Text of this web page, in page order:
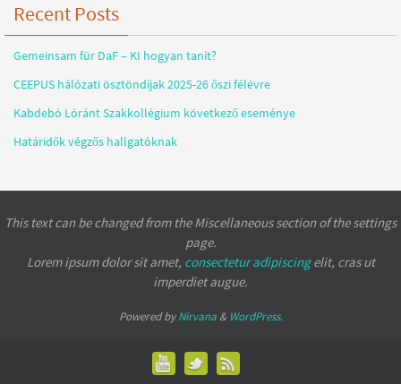
Recent Posts
Gemeinsam für DaF – KI hogyan tanít?
CEEPUS hálózati ösztöndíjak 2025-26 őszi félévre
Kabdebó Lóránt Szakkollégium következő eseménye
Határidők végzős hallgatóknak
This text can be changed from the Miscellaneous section of the settings
page.
Lorem ipsumdolor sit amet, consectetur adipiscingelit, cras ut
imperdiet augue.
Powered byNirvana& WordPress.